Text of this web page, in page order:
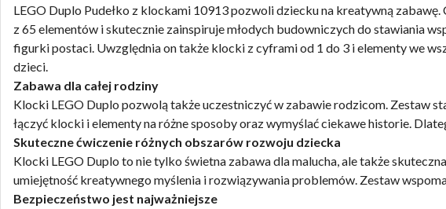
LEGO Duplo Pudełko z klockami 10913 pozwoli dziecku na kreatywną
z 65 elementów i skutecznie zainspiruje młodych budowniczych do stawiania
figurki postaci. Uwzględnia on także klocki z cyframi od 1 do 3 i elementy we
dzieci.
Zabawa dla całej rodziny
Klocki LEGO Duplo pozwolą także uczestniczyć w zabawie rodzicom. Zestaw
łączyć klocki i elementy na różne sposoby oraz wymyślać ciekawe historie.
Skuteczne ćwiczenie różnych obszarów rozwoju dziecka
Klocki LEGO Duplo to nie tylko świetna zabawa dla malucha, ale także
umiejętność kreatywnego myślenia i rozwiązywania problemów. Zestaw
Bezpieczeństwo jest najważniejsze